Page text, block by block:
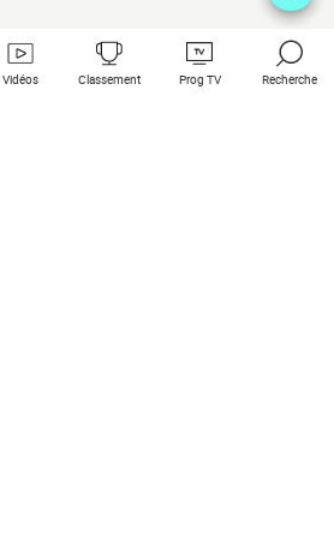
Vidéos Classement Prog TV Recherche